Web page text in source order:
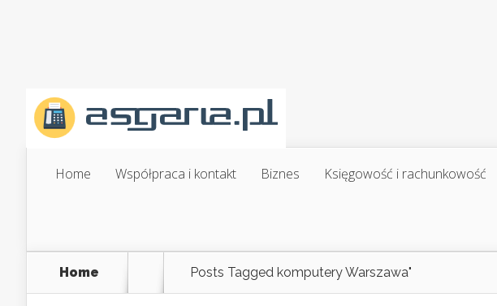
Home Współpraca i kontakt Biznes Księgowość i rachunkowość
Home Posts Tagged komputery Warszawa"